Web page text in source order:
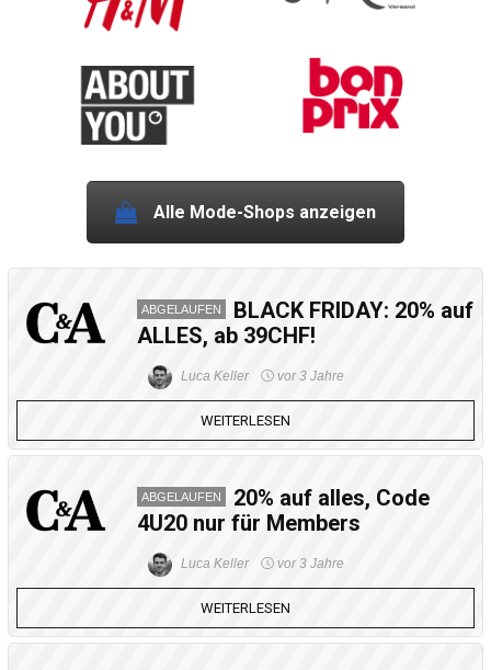
Alle Mode-Shops anzeigen
ABGELAUFEN
BLACK FRIDAY: 20% auf
ALLES, ab 39CHF!
Luca Keller vor 3 Jahre
WEITERLESEN
ABGELAUFEN
20% auf alles, Code
4U20 nur für Members
Luca Keller vor 3 Jahre
WEITERLESEN